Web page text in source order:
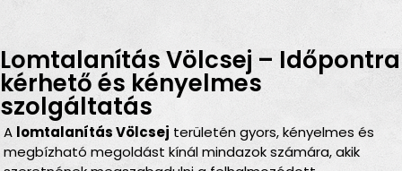
Lomtalanítás Völcsej – Időpontra
kérhető és kényelmes
szolgáltatás
A lomtalanítás Völcsej területén gyors, kényelmes és
megbízható megoldást kínál mindazok számára, akik